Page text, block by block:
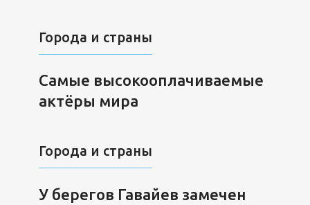
Города и страны
Самые высокооплачиваемые
актёры мира
Города и страны
У берегов Гавайев замечен